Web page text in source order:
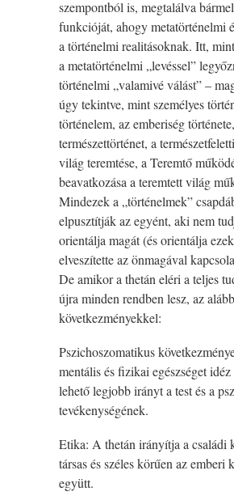
szempontból is, megtalálva
funkcióját, ahogy metatörténelmi
a történelmi realitásoknak. Itt,
a metatörténelmi „levéssel”
történelmi „valamivé válást” –
úgy tekintve, mint személyes
történelem, az emberiség története,
természettörténet, a
világ teremtése, a Teremtő
beavatkozása a teremtett világ
Mindezek a „történelmek”
elpusztítják az egyént, aki nem
orientálja magát (és orientálja
elveszítette az önmagával
De amikor a thetán eléri a teljes
újra minden rendben lesz, az
következményekkel:
Pszichoszomatikus
mentális és fizikai egészséget
lehető legjobb irányt a test és a
tevékenységének.
Etika: A thetán irányítja a családi
társas és széles körűen az emberi
együtt.